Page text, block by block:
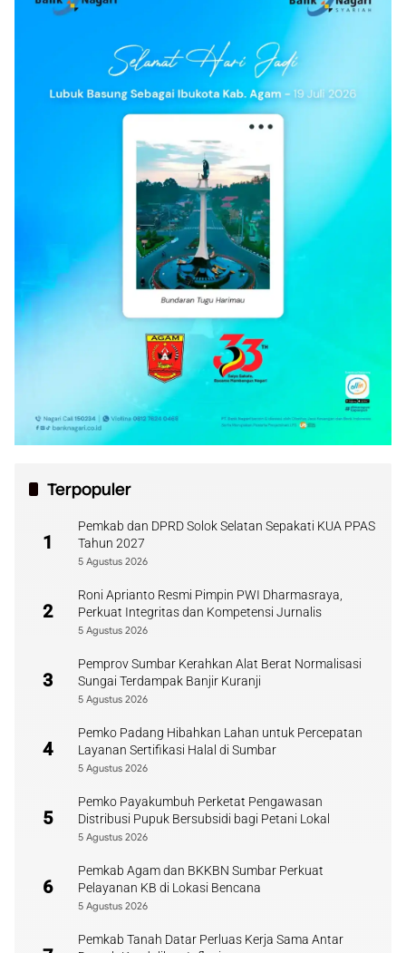
Terpopuler
1
Pemkab dan DPRD Solok Selatan Sepakati KUA PPAS
Tahun 2027
5 Agustus 2026
2
Roni Aprianto Resmi Pimpin PWI Dharmasraya,
Perkuat Integritas dan Kompetensi Jurnalis
5 Agustus 2026
3
Pemprov Sumbar Kerahkan Alat Berat Normalisasi
Sungai Terdampak Banjir Kuranji
5 Agustus 2026
4
Pemko Padang Hibahkan Lahan untuk Percepatan
Layanan Sertifikasi Halal di Sumbar
5 Agustus 2026
5
Pemko Payakumbuh Perketat Pengawasan
Distribusi Pupuk Bersubsidi bagi Petani Lokal
5 Agustus 2026
6
Pemkab Agam dan BKKBN Sumbar Perkuat
Pelayanan KB di Lokasi Bencana
5 Agustus 2026
Pemkab Tanah Datar Perluas Kerja Sama Antar